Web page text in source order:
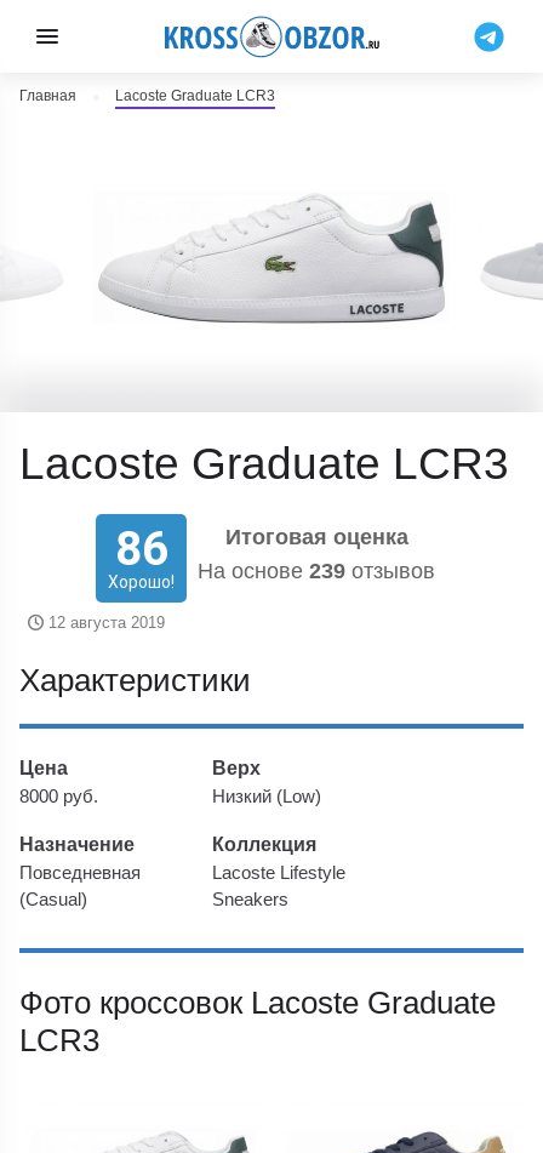
Главная Lacoste Graduate LCR3
Lacoste Graduate LCR3
86
Хорошо!
Итоговая оценка
На основе 239 отзывов
12 августа 2019
Характеристики
Цена
8000 руб.
Верх
Низкий (Low)
Назначение
Повседневная
(Casual)
Коллекция
Lacoste Lifestyle
Sneakers
Фото кроссовок Lacoste Graduate
LCR3